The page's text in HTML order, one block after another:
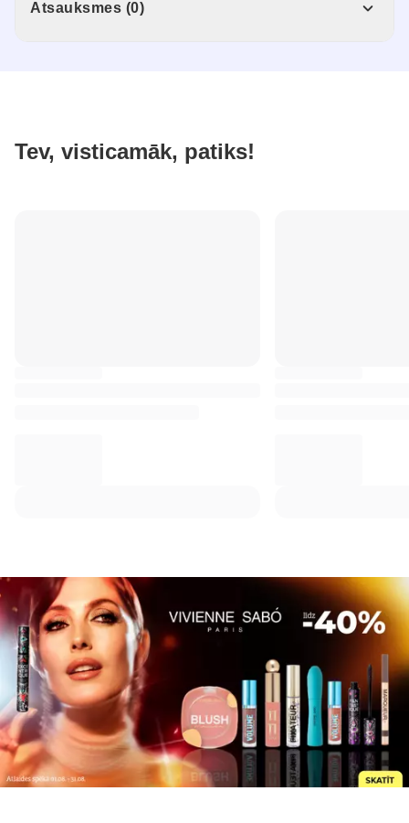
Atsauksmes (0)
Tev, visticamāk, patiks!